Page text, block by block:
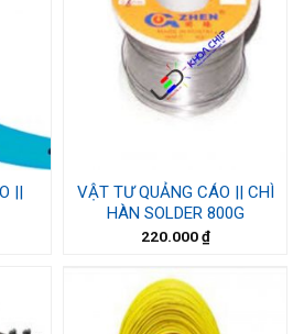
||
VẬT TƯ QUẢNG CÁO || CHÌ
HÀN SOLDER 800G
220.000₫